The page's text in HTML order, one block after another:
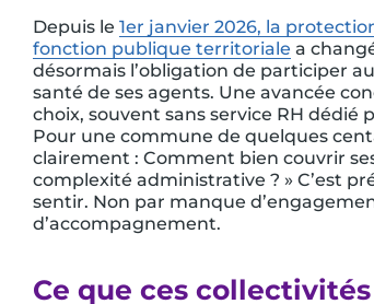
Depuis le 1er janvier 2026, la
fonction publique territoriale a
désormais l’obligation de participer
santé de ses agents. Une avancée
choix, souvent sans service RH dédié
Pour une commune de quelques
clairement : Comment bien couvrir
complexité administrative ? » C’est
sentir. Non par manque
d’accompagnement.
Ce que ces